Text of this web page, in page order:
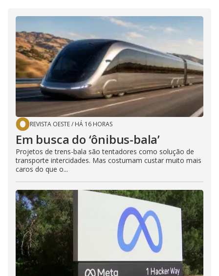
REVISTA OESTE/ HÁ 16 HORAS
Em busca do ‘ônibus-bala’
Projetos de trens-bala são tentadores como solução de
transporte intercidades. Mas costumam custar muito mais
caros do que o...